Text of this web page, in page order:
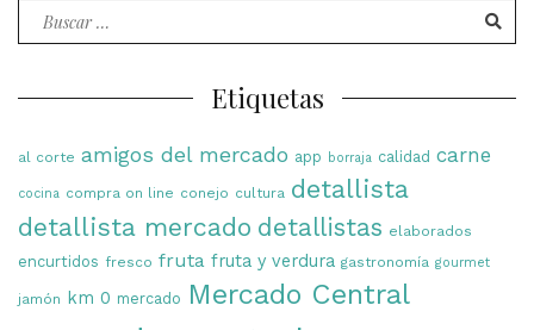
Buscar
Etiquetas
al corte amigos del mercado app borraja calidad carne
cocina compra on line conejo cultura detallista
detallista mercado detallistas elaborados
encurtidos fresco fruta fruta y verdura gastronomía gourmet
jamón km 0 mercado Mercado Central